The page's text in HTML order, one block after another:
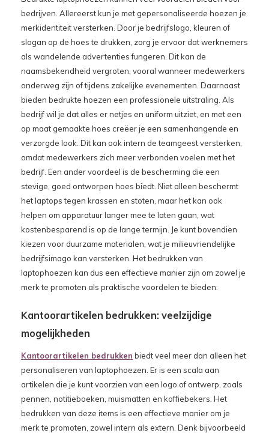
bedrijven. Allereerst kun je met gepersonaliseerde hoezen je
merkidentiteit versterken. Door je bedrijfslogo, kleuren of
slogan op de hoes te drukken, zorg je ervoor dat werknemers
als wandelende advertenties fungeren. Dit kan de
naamsbekendheid vergroten, vooral wanneer medewerkers
onderweg zijn of tijdens zakelijke evenementen. Daarnaast
bieden bedrukte hoezen een professionele uitstraling. Als
bedrijf wil je dat alles er netjes en uniform uitziet, en met een
op maat gemaakte hoes creëer je een samenhangende en
verzorgde look. Dit kan ook intern de teamgeest versterken,
omdat medewerkers zich meer verbonden voelen met het
bedrijf. Een ander voordeel is de bescherming die een
stevige, goed ontworpen hoes biedt. Niet alleen beschermt
het laptops tegen krassen en stoten, maar het kan ook
helpen om apparatuur langer mee te laten gaan, wat
kostenbesparend is op de lange termijn. Je kunt bovendien
kiezen voor duurzame materialen, wat je milieuvriendelijke
bedrijfsimago kan versterken. Het bedrukken van
laptophoezen kan dus een effectieve manier zijn om zowel je
merk te promoten als praktische voordelen te bieden.
Kantoorartikelen bedrukken: veelzijdige
mogelijkheden
Kantoorartikelen bedrukken biedt veel meer dan alleen het
personaliseren van laptophoezen. Er is een scala aan
artikelen die je kunt voorzien van een logo of ontwerp, zoals
pennen, notitieboeken, muismatten en koffiebekers. Het
bedrukken van deze items is een effectieve manier om je
merk te promoten, zowel intern als extern. Denk bijvoorbeeld